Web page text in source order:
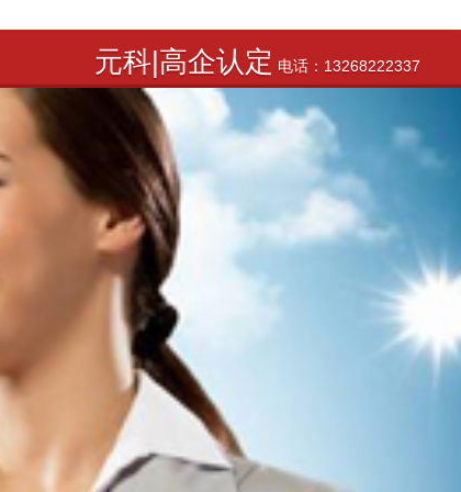
元科|高企认定 电话：13268222337